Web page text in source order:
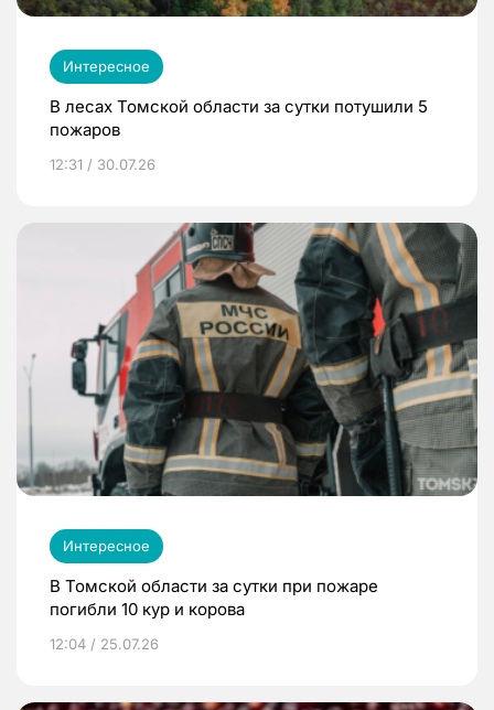
Интересное
В лесах Томской области за сутки потушили 5
пожаров
12:31 / 30.07.26
Интересное
В Томской области за сутки при пожаре
погибли 10 кур и корова
12:04 / 25.07.26